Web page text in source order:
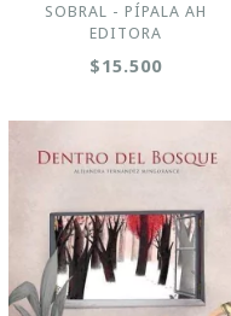
SOBRAL - PÍPALA AH
EDITORA
$15.500